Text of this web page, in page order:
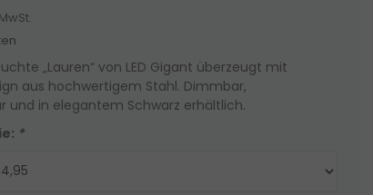
„Lauren“ von LED Gigant überzeugt mit
aus hochwertigem Stahl. Dimmbar,
und in elegantem Schwarz erhältlich.
*